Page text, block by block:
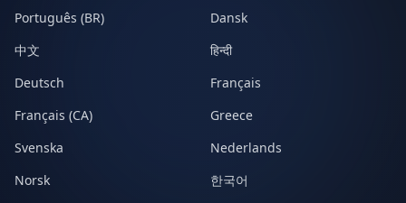
Português (BR)
Dansk
中文
हिन्दी
Deutsch
Français
Français (CA)
Greece
Svenska
Nederlands
Norsk
한국어